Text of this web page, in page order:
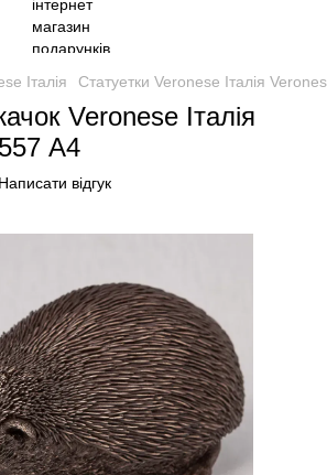
Італія Статуетки Veronese Італія
Veronese Італія
A4
Написати відгук